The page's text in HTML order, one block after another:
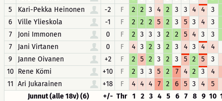
5
Kari-Pekka Heinonen -2 F 2 2 3 4 2 3 3 4 4 3
6
Ville Ylieskola -1 F 2 2 2 5 2 3 5 3 4 3
7
Joni Immonen 0 F 2 3 3 3 2 2 5 4 3 3
7
Jani Virtanen 0 F 4 3 2 3 2 3 4 3 4 4
9
Janne Oivanen +2 F 2 5 2 3 2 3 5 2 5 3
10 Rene Kömi +10 F 2 3 3 5 2 7 4 2 3 4
11 Ari Jukarainen +18 F 4 4 4 7 2 6 5 3 4 5
Junnut (alle 18v) (6)
+/- Thr 1 2 3 4 5 6 7 8 9 10